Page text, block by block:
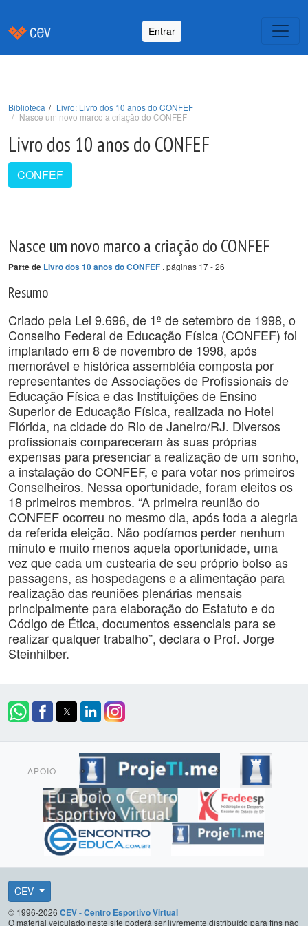
Entrar
Biblioteca
Livro: Livro dos 10 anos do CONFEF
Nasce um novo marco a criação do CONFEF
Livro dos 10 anos do CONFEF
CONFEF
Nasce um novo marco a criação do CONFEF
Parte de Livro dos 10 anos do CONFEF . páginas 17 - 26
Resumo
Criado pela Lei 9.696, de 1º de setembro de 1998, o
Conselho Federal de Educação Física (CONFEF) foi
implantado em 8 de novembro de 1998, após
memorável e histórica assembléia composta por
representantes de Associações de Profissionais de
Educação Física e das Instituições de Ensino
Superior de Educação Física, realizada no Hotel
Flórida, na cidade do Rio de Janeiro/RJ. Diversos
profissionais compareceram às suas próprias
expensas para presenciar a realização de um sonho,
a instalação do CONFEF, e para votar nos primeiros
Conselheiros. Nessa oportunidade, foram eleitos os
18 primeiros membros. “A primeira reunião do
CONFEF ocorreu no mesmo dia, após toda a alegria
da referida eleição. Não podíamos perder nenhum
minuto e muito menos aquela oportunidade, uma
vez que cada um custearia de seu próprio bolso as
passagens, as hospedagens e a alimentação para
realização das reuniões plenárias mensais
principalmente para elaboração do Estatuto e do
Código de Ética, documentos essenciais para se
realizar qualquer trabalho”, declara o Prof. Jorge
Steinhilber.
APOIO
CEV
© 1996-2026 CEV - Centro Esportivo Virtual
O material veiculado neste site poderá ser livremente distribuído para fins não